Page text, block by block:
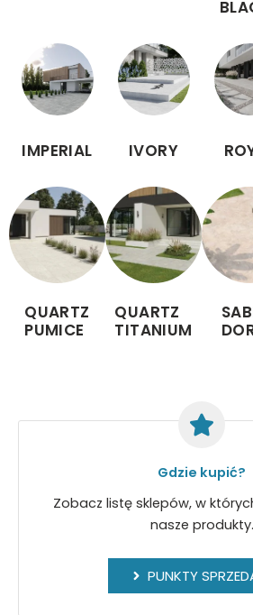
IMPERIAL IVORY
QUARTZ
PUMICE
QUARTZ
TITANIUM
Gdzie kupić?
Zobacz listę sklepów, w
nasze produkty.
PUNKTY